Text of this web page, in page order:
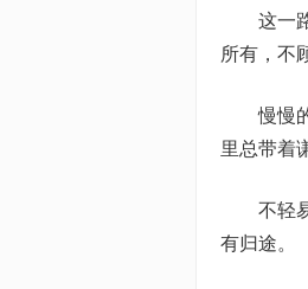
这一路
所有，不
慢慢的
里总带着
不轻易
有归途。